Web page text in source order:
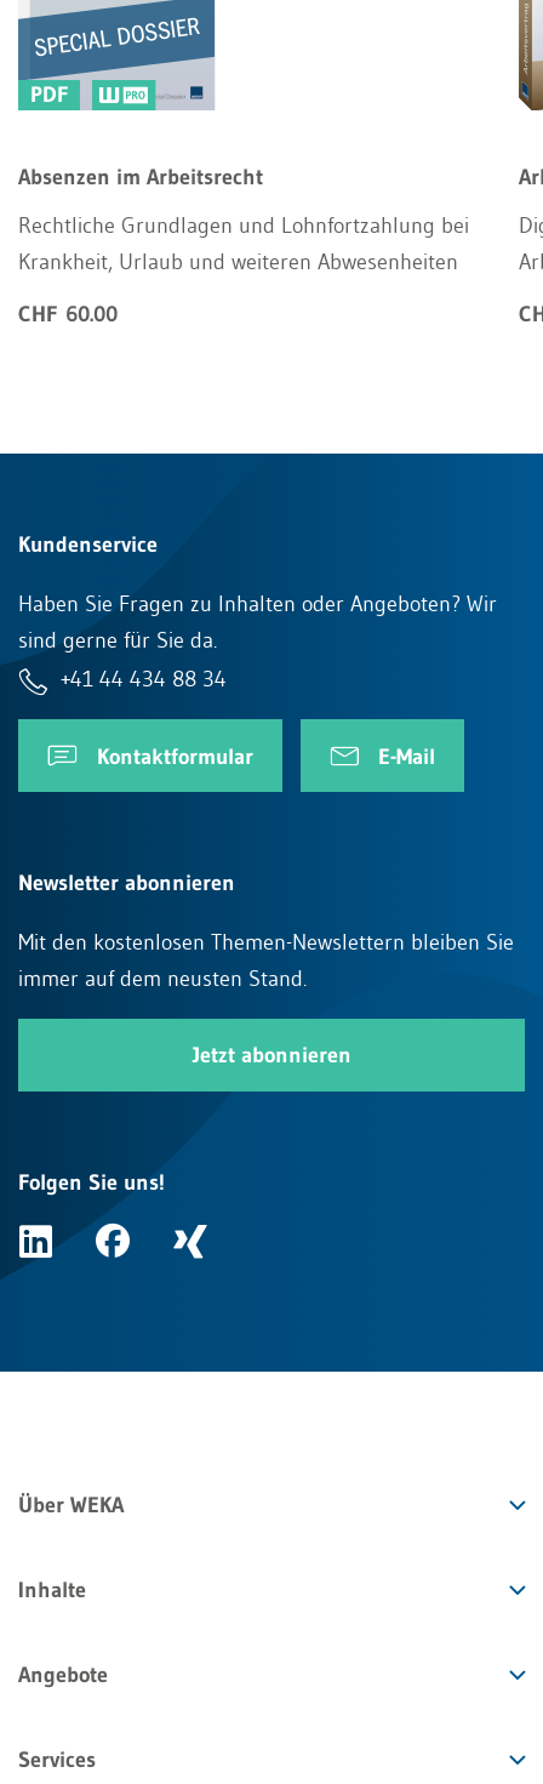
PDF
Absenzen im Arbeitsrecht
Rechtliche Grundlagen und Lohnfortzahlung bei
Krankheit, Urlaub und weiteren Abwesenheiten
CHF 60.00
Kundenservice
Haben Sie Fragen zu Inhalten oder Angeboten? Wir
sind gerne für Sie da.
+41 44 434 88 34
Kontaktformular E-Mail
Newsletter abonnieren
Mit den kostenlosen Themen-Newslettern bleiben Sie
immer auf dem neusten Stand.
Jetzt abonnieren
Folgen Sie uns!
Über WEKA
Inhalte
Angebote
Services